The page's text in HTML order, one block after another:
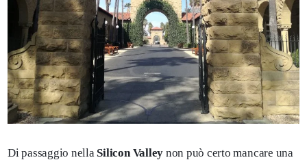
Di passaggio nella Silicon Valley non può certo mancare una